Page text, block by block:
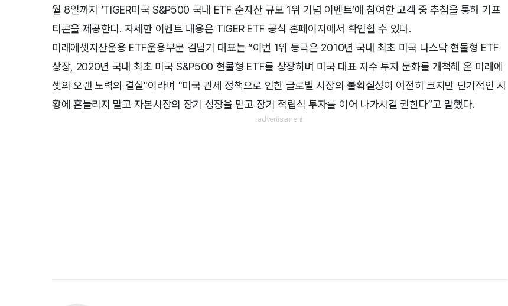
월 8일까지 ‘TIGER미국 S&P500 국내 ETF 순자산 규모 1위 기념 이벤트’에 참여한 고객 중 추첨을 통해 기프
티콘을 제공한다. 자세한 이벤트 내용은 TIGER ETF 공식 홈페이지에서 확인할 수 있다.
미래에셋자산운용 ETF운용부문 김남기 대표는 “이번 1위 등극은 2010년 국내 최초 미국 나스닥 현물형 ETF
상장, 2020년 국내 최초 미국 S&P500 현물형 ETF를 상장하며 미국 대표 지수 투자 문화를 개척해 온 미래에
셋의 오랜 노력의 결실"이라며 "미국 관세 정책으로 인한 글로벌 시장의 불확실성이 여전히 크지만 단기적인 시
황에 흔들리지 말고 자본시장의 장기 성장을 믿고 장기 적립식 투자를 이어 나가시길 권한다”고 말했다.